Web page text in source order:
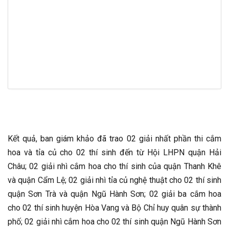
Kết quả, ban giám khảo đã trao 02 giải nhất phần thi cắm
hoa và tỉa củ cho 02 thí sinh đến từ Hội LHPN quận Hải
Châu; 02 giải nhì cắm hoa cho thí sinh của quận Thanh Khê
và quận Cẩm Lệ; 02 giải nhì tỉa củ nghệ thuật cho 02 thí sinh
quận Sơn Trà và quận Ngũ Hành Sơn; 02 giải ba cắm hoa
cho 02 thí sinh huyện Hòa Vang và Bộ Chỉ huy quân sự thành
phố; 02 giải nhì cắm hoa cho 02 thí sinh quận Ngũ Hành Sơn